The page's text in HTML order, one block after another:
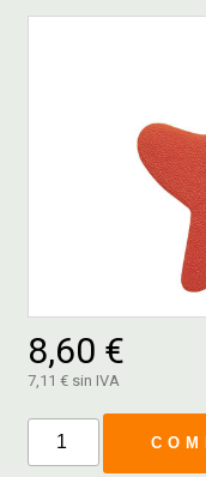
8,60 €
7,11 € sin IVA